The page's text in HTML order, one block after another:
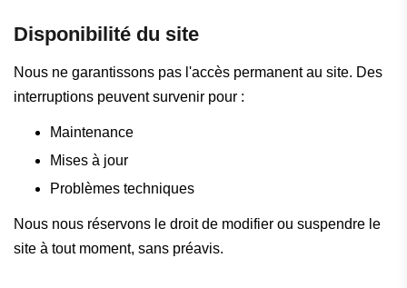
Disponibilité du site
Nous ne garantissons pas l'accès permanent au site. Des
interruptions peuvent survenir pour :
Maintenance
Mises à jour
Problèmes techniques
Nous nous réservons le droit de modifier ou suspendre le
site à tout moment, sans préavis.